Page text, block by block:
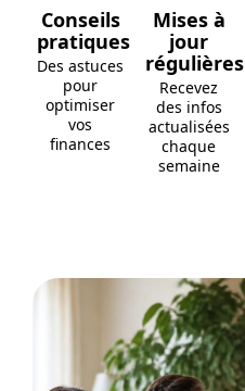
Conseils
pratiques
Des astuces
pour
optimiser
vos
finances
Mises à
jour
régulières
Recevez
des infos
actualisées
chaque
semaine